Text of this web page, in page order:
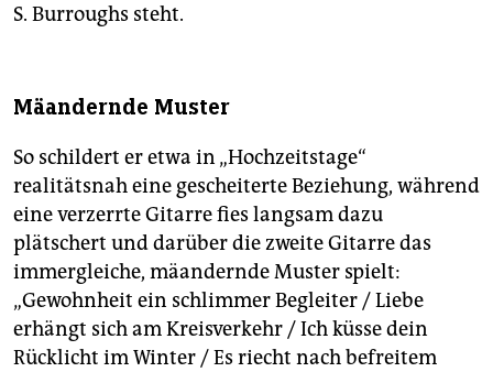
S. Burroughs steht.
Mäandernde Muster
So schildert er etwa in „Hochzeitstage“
realitätsnah eine gescheiterte Beziehung, während
eine verzerrte Gitarre fies langsam dazu
plätschert und darüber die zweite Gitarre das
immergleiche, mäandernde Muster spielt:
„Gewohnheit ein schlimmer Begleiter / Liebe
erhängt sich am Kreisverkehr / Ich küsse dein
Rücklicht im Winter / Es riecht nach befreitem